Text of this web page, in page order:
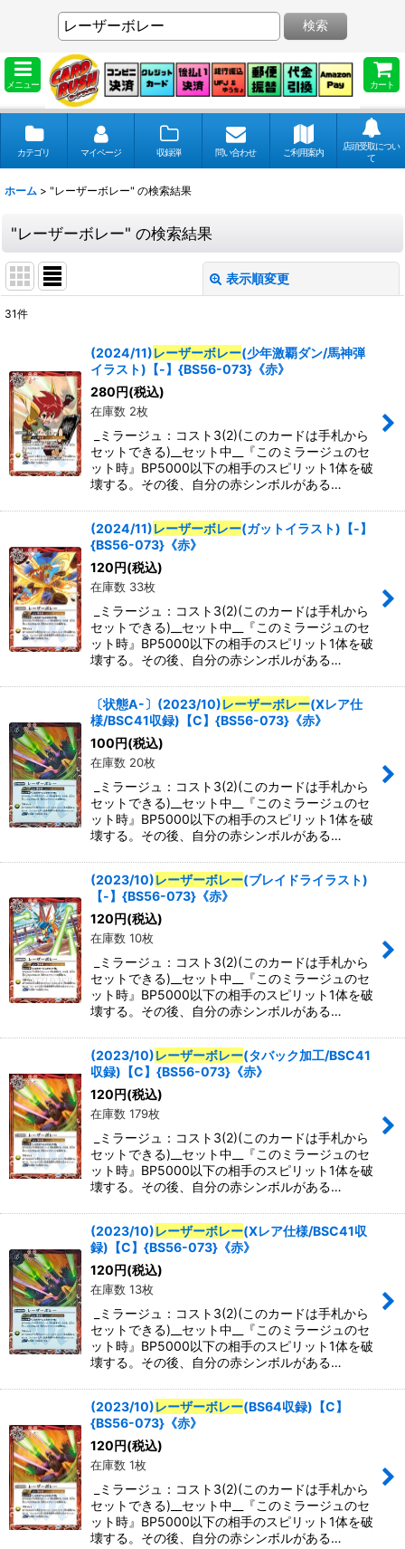
メニュー カート
検索
カテゴリ マイページ 収録弾 問い合わせ ご利用案内
店頭受取につい
て
ホーム > "レーザーボレー" の検索結果
"レーザーボレー" の検索結果
表示順変更
表示数:
並び順:
絞り込む
31件
(2024/11)レーザーボレー(少年激覇ダン/馬神弾
イラスト)【-】{BS56-073}《赤》
280 円(税込)
在庫数 2枚
_ミラージュ：コスト3(2)(このカードは手札から
セットできる)__セット中__『このミラージュのセ
ット時』BP5000以下の相手のスピリット1体を破
壊する。その後、自分の赤シンボルがある…
(2024/11)レーザーボレー(ガットイラスト)【-】
{BS56-073}《赤》
120 円(税込)
在庫数 33枚
_ミラージュ：コスト3(2)(このカードは手札から
セットできる)__セット中__『このミラージュのセ
ット時』BP5000以下の相手のスピリット1体を破
壊する。その後、自分の赤シンボルがある…
〔状態A-〕(2023/10)レーザーボレー(Xレア仕
様/BSC41収録)【C】{BS56-073}《赤》
100 円(税込)
在庫数 20枚
_ミラージュ：コスト3(2)(このカードは手札から
セットできる)__セット中__『このミラージュのセ
ット時』BP5000以下の相手のスピリット1体を破
壊する。その後、自分の赤シンボルがある…
(2023/10)レーザーボレー(ブレイドライラスト)
【-】{BS56-073}《赤》
120 円(税込)
在庫数 10枚
_ミラージュ：コスト3(2)(このカードは手札から
セットできる)__セット中__『このミラージュのセ
ット時』BP5000以下の相手のスピリット1体を破
壊する。その後、自分の赤シンボルがある…
(2023/10)レーザーボレー(タバック加工/BSC41
収録)【C】{BS56-073}《赤》
120 円(税込)
在庫数 179枚
_ミラージュ：コスト3(2)(このカードは手札から
セットできる)__セット中__『このミラージュのセ
ット時』BP5000以下の相手のスピリット1体を破
壊する。その後、自分の赤シンボルがある…
(2023/10)レーザーボレー(Xレア仕様/BSC41収
録)【C】{BS56-073}《赤》
120 円(税込)
在庫数 13枚
_ミラージュ：コスト3(2)(このカードは手札から
セットできる)__セット中__『このミラージュのセ
ット時』BP5000以下の相手のスピリット1体を破
壊する。その後、自分の赤シンボルがある…
(2023/10)レーザーボレー(BS64収録)【C】
{BS56-073}《赤》
120 円(税込)
在庫数 1枚
_ミラージュ：コスト3(2)(このカードは手札から
セットできる)__セット中__『このミラージュのセ
ット時』BP5000以下の相手のスピリット1体を破
壊する。その後、自分の赤シンボルがある…